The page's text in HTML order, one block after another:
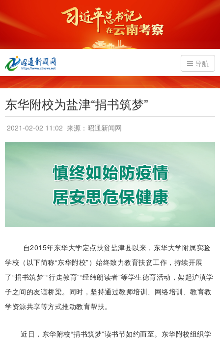
导航
东华附校为盐津“捐书筑梦”
2021-02-02 11:02 来源：昭通新闻网
自2015年东华大学定点扶贫盐津县以来，东华大学附属实验
学校（以下简称“东华附校”）始终致力教育扶贫工作，持续开展
了“捐书筑梦”“行走教育”“经纬朗读者”等学生德育活动，架起沪滇学
子之间的友谊桥梁。同时，坚持通过教师培训、网络培训、教育教
学资源共享等方式推动教育帮扶。
近日，东华附校“捐书筑梦”读书节如约而至。东华附校组织学